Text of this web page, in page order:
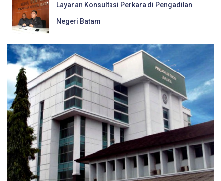
Layanan Konsultasi Perkara di Pengadilan
Negeri Batam